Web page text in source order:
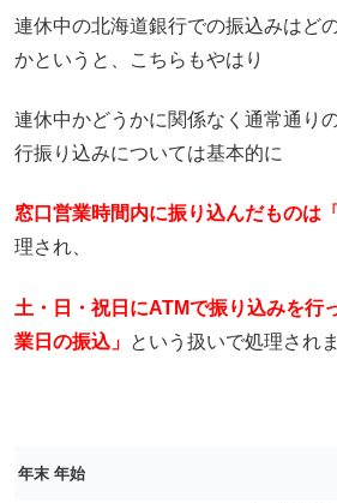
連休中の北海道銀行での振込みはど
かというと、こちらもやはり
連休中かどうかに関係なく通常通り
行振り込みについては基本的に
窓口営業時間内に振り込んだものは
理され、
土・日・祝日にATMで振り込みを行
業日の振込」 という扱いで処理されま
年末 年始